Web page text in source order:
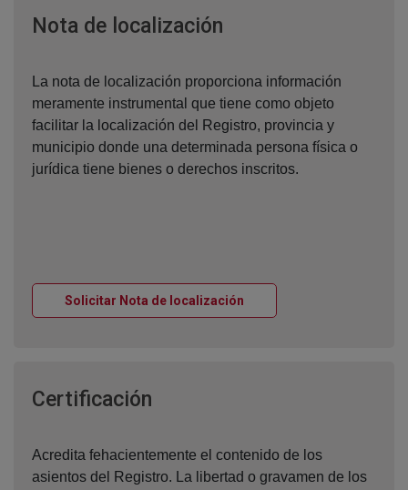
Nota de localización
La nota de localización proporciona información
meramente instrumental que tiene como objeto
facilitar la localización del Registro, provincia y
municipio donde una determinada persona física o
jurídica tiene bienes o derechos inscritos.
Solicitar Nota de localización
Certificación
Acredita fehacientemente el contenido de los
asientos del Registro. La libertad o gravamen de los